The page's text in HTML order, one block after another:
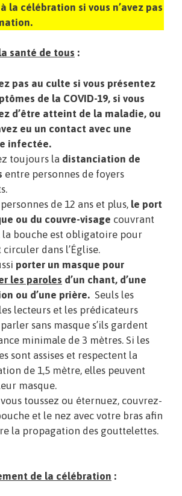
la célébration si vous n’avez pas
santé de tous :
pas au culte si vous présentez
de la COVID-19, si vous
d’être atteint de la maladie, ou
eu un contact avec une
infectée.
toujours la distanciation de
entre personnes de foyers
de 12 ans et plus, le port
ou du couvre-visage couvrant
la bouche est obligatoire pour
dans l’Église.
porter un masque pour
les paroles d’un chant, d’une
ou d’une prière. Seuls les
lecteurs et les prédicateurs
sans masque s’ils gardent
minimale de 3 mètres. Si les
sont assises et respectent la
de 1,5 mètre, elles peuvent
masque.
toussez ou éternuez, couvrez-
et le nez avec votre bras afin
la propagation des gouttelettes.
de la célébration :